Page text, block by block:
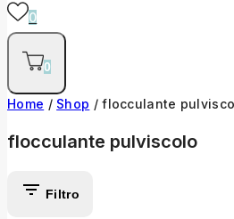
0
0
Home / Shop / flocculante
flocculante pulviscolo
Filtro